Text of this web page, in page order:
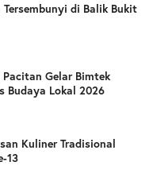
Tersembunyi di Balik Bukit
Gelar Bimtek
Budaya Lokal 2026
Kuliner Tradisional
13